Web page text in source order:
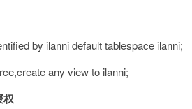
by ilanni default tablespace ilanni;
any view to ilanni;
权